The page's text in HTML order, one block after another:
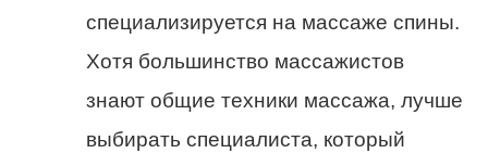
специализируется на массаже спины.
Хотя большинство массажистов
знают общие техники массажа, лучше
выбирать специалиста, который